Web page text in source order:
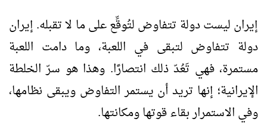
إيران ليست دولة تتفاوض لتُوقِّع على ما لا تقبله. إيران
دولة تتفاوض لتبقى في اللعبة، وما دامت اللعبة
مستمرة، فهي تَعُدّ ذلك انتصارًا. وهذا هو سرّ الخلطة
الإيرانية؛ إنها تريد أن يستمر التفاوض ويبقى نظامها،
وفي الاستمرار بقاء قوتها ومكانتها.